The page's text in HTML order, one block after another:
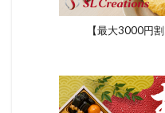
【最大3000円